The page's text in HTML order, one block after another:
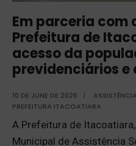
Em parceria com
Prefeitura de
acesso da
previdenciários e
10 DE JUNE DE 2026 |
PREFEITURA ITACOATIARA
A Prefeitura de
Municipal de Assistência